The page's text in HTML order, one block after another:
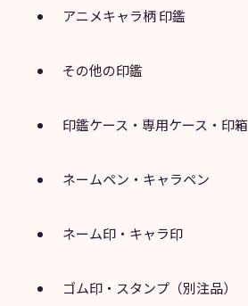
アニメキャラ柄 印鑑
その他の印鑑
印鑑ケース・専用ケース・印箱
ネームペン・キャラペン
ネーム印・キャラ印
ゴム印・スタンプ（別注品）